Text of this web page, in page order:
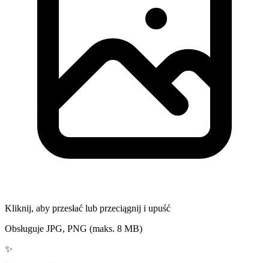
Kliknij, aby przesłać lub przeciągnij i upuść
Obsługuje JPG, PNG (maks. 8 MB)
✨